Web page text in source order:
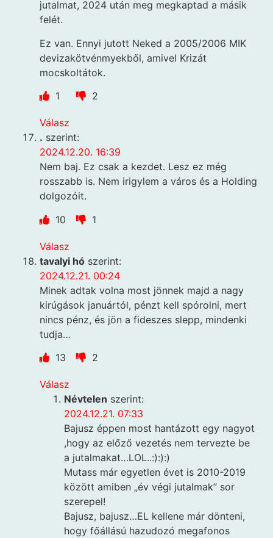
jutalmat, 2024 után meg megkaptad a másik
felét.
Ez van. Ennyi jutott Neked a 2005/2006 MIK
devizakötvénmyekből, amivel Krizát
mocskoltátok.
1
2
Válasz
. szerint:
2024.12.20. 16:39
Nem baj. Ez csak a kezdet. Lesz ez még
rosszabb is. Nem irigylem a város és a Holding
dolgozóit.
10
1
Válasz
tavalyi hó szerint:
2024.12.21. 00:24
Minek adtak volna most jönnek majd a nagy
kirúgások januártól, pénzt kell spórolni, mert
nincs pénz, és jön a fideszes slepp, mindenki
tudja…
13
2
Válasz
Névtelen szerint:
2024.12.21. 07:33
Bajusz éppen most hantázott egy nagyot
,hogy az előző vezetés nem tervezte be
a jutalmakat…LOL..:):):)
Mutass már egyetlen évet is 2010-2019
között amiben „év végi jutalmak” sor
szerepel!
Bajusz, bajusz…EL kellene már dönteni,
hogy főállású hazudozó megafonos